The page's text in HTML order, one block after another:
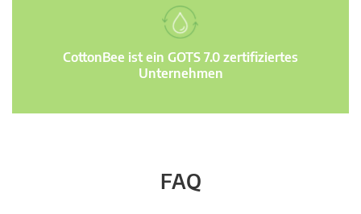
CottonBee ist ein GOTS 7.0 zertifiziertes
Unternehmen
FAQ